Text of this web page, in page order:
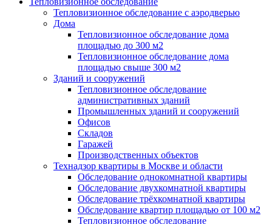
Тепловизионное обследование с аэродверью
Дома
Тепловизионное обследование дома
площадью до 300 м2
Тепловизионное обследование дома
площадью свыше 300 м2
Зданий и сооружений
Тепловизионное обследование
административных зданий
Промышленных зданий и сооружений
Офисов
Складов
Гаражей
Производственных объектов
Технадзор квартиры в Москве и области
Обследование однокомнатной квартиры
Обследование двухкомнатной квартиры
Обследование трёхкомнатной квартиры
Обследование квартир площадью от 100 м2
Тепловизионное обследование